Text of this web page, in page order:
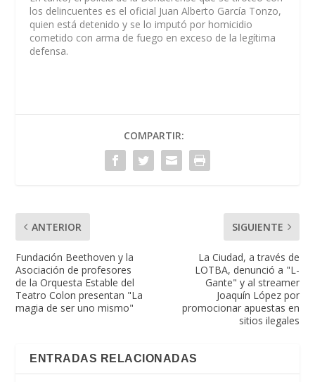
los delincuentes es el oficial Juan Alberto García Tonzo,
quien está detenido y se lo imputó por homicidio
cometido con arma de fuego en exceso de la legítima
defensa.
COMPARTIR:
ANTERIOR
Fundación Beethoven y la
Asociación de profesores
de la Orquesta Estable del
Teatro Colon presentan "La
magia de ser uno mismo"
SIGUIENTE
La Ciudad, a través de
LOTBA, denunció a "L-
Gante" y al streamer
Joaquín López por
promocionar apuestas en
sitios ilegales
ENTRADAS RELACIONADAS